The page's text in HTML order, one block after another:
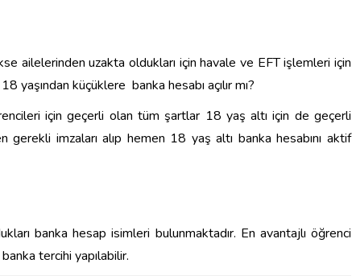
ailelerinden uzakta oldukları için havale ve EFT işlemleri için
yaşından küçüklere banka hesabı açılır mı?
için geçerli olan tüm şartlar 18 yaş altı için de geçerli
imzaları alıp hemen 18 yaş altı banka hesabını aktif
banka hesap isimleri bulunmaktadır. En avantajlı öğrenci
tercihi yapılabilir.